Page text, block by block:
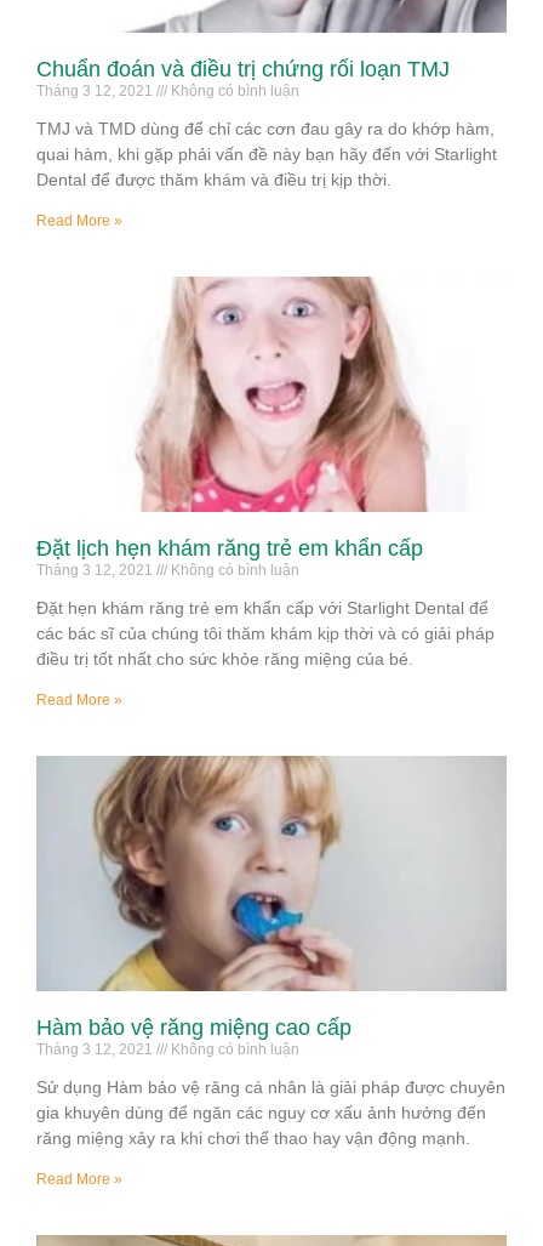
Chuẩn đoán và điều trị chứng rối loạn TMJ
Tháng 3 12, 2021 Không có bình luận
TMJ và TMD dùng để chỉ các cơn đau gây ra do khớp hàm,
quai hàm, khi gặp phải vấn đề này bạn hãy đến với Starlight
Dental để được thăm khám và điều trị kịp thời.
Read More »
Đặt lịch hẹn khám răng trẻ em khẩn cấp
Tháng 3 12, 2021 Không có bình luận
Đặt hẹn khám răng trẻ em khẩn cấp với Starlight Dental để
các bác sĩ của chúng tôi thăm khám kịp thời và có giải pháp
điều trị tốt nhất cho sức khỏe răng miệng của bé.
Read More »
Hàm bảo vệ răng miệng cao cấp
Tháng 3 12, 2021 Không có bình luận
Sử dụng Hàm bảo vệ răng cá nhân là giải pháp được chuyên
gia khuyên dùng để ngăn các nguy cơ xấu ảnh hưởng đến
răng miệng xảy ra khi chơi thể thao hay vận động mạnh.
Read More »